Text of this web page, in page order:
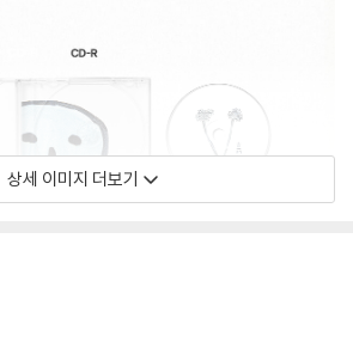
상세 이미지 더보기